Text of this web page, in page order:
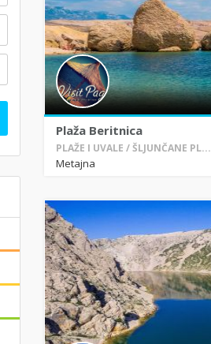
Plaža Beritnica
PLAŽE I UVALE / ŠLJUNČANE PL...
Metajna